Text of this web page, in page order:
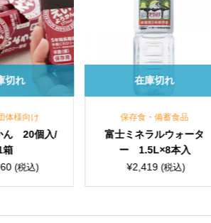
保存食・備蓄食品
富士ミネラルウォータ
在庫切れ
チョコ